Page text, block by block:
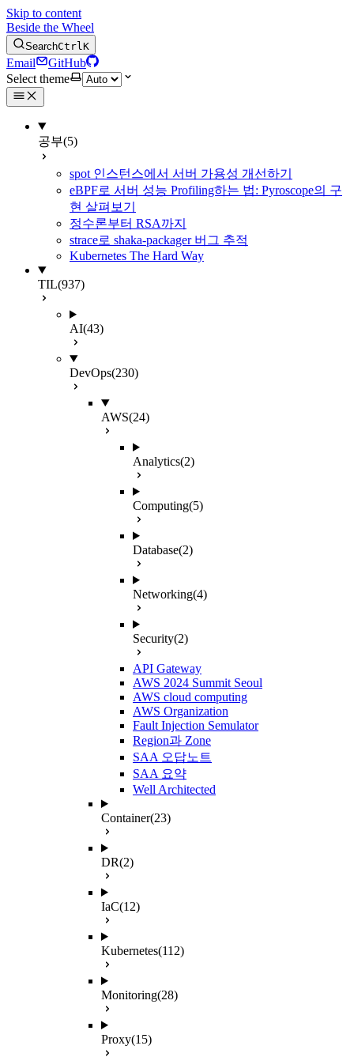
Skip to content
Beside the Wheel
SearchCtrlK
Email
GitHub
Select theme
공부(5)
spot 인스턴스에서 서버 가용성 개선하기
eBPF로 서버 성능 Profiling하는 법: Pyroscope의 구
현 살펴보기
정수론부터 RSA까지
strace로 shaka-packager 버그 추적
Kubernetes The Hard Way
TIL(937)
AI(43)
DevOps(230)
AWS(24)
Analytics(2)
Computing(5)
Database(2)
Networking(4)
Security(2)
API Gateway
AWS 2024 Summit Seoul
AWS cloud computing
AWS Organization
Fault Injection Semulator
Region과 Zone
SAA 오답노트
SAA 요약
Well Architected
Container(23)
DR(2)
IaC(12)
Kubernetes(112)
Monitoring(28)
Proxy(15)